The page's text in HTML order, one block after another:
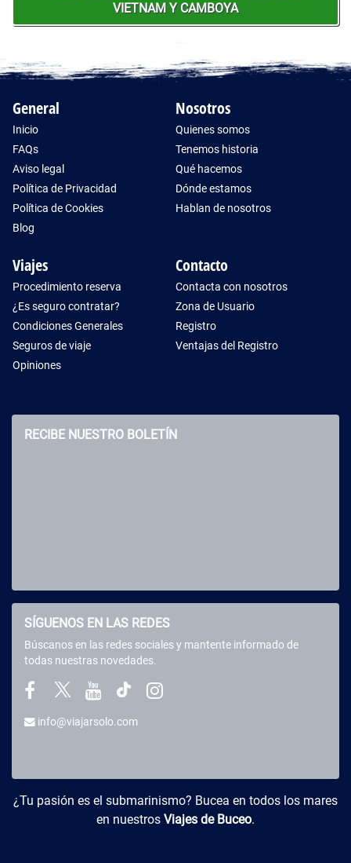
VIETNAM Y CAMBOYA
General
Inicio
FAQs
Aviso legal
Política de Privacidad
Política de Cookies
Blog
Nosotros
Quienes somos
Tenemos historia
Qué hacemos
Dónde estamos
Hablan de nosotros
Viajes
Procedimiento reserva
¿Es seguro contratar?
Condiciones Generales
Seguros de viaje
Opiniones
Contacto
Contacta con nosotros
Zona de Usuario
Registro
Ventajas del Registro
RECIBE NUESTRO BOLETÍN
SÍGUENOS EN LAS REDES
Búscanos en las redes sociales y mantente informado de
todas nuestras novedades.
info@viajarsolo.com
Buceo y Viajes
¿Tu pasión es el submarinismo? Bucea en todos los mares
en nuestros Viajes de Buceo.